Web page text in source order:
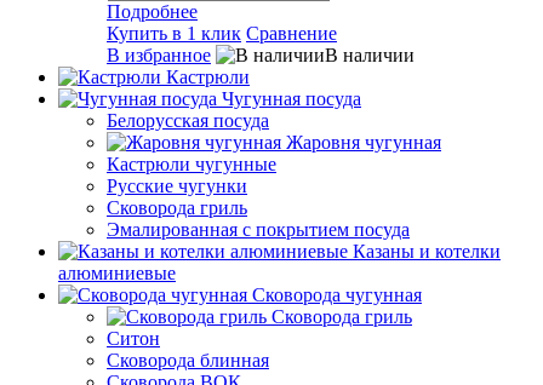
Подробнее
Купить в 1 клик Сравнение
В избранное
В наличии
Кастрюли
Чугунная посуда
Белорусская посуда
Жаровня чугунная
Кастрюли чугунные
Русские чугунки
Сковорода гриль
Эмалированная с покрытием посуда
Казаны и котелки
алюминиевые
Сковорода чугунная
Сковорода гриль
Ситон
Сковорода блинная